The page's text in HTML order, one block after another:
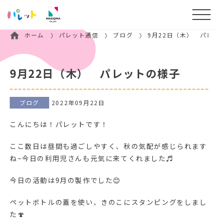
ホーム パレット通信 ブログ 9月22日（木） パレ
9月22日（木） パレットの様子
ブログ 2022年09月22日
こんにちは！パレットです！
ここ数日は昼間も過ごしやすく、秋の気配が感じられます
ね~今日の利用児さんも元気に来てくれました♬
今日の活動は9月の製作でした😊
ペットボトルの蓋を使い、きのこにスタンピングをしまし
た🍄